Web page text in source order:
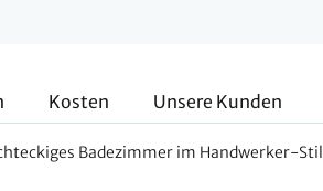
Kosten Unsere Kunden
Badezimmer im Handwerker-Stil